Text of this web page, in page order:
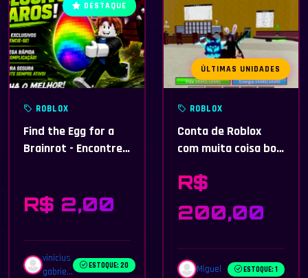
DESTAQUE
ROBLOX
Find the Egg for a
Brainrot - Encontre
R$ 2,00
vinicius
gabrie...
ESTOQUE: 20
ÚLTIMAS UNIDADES
ROBLOX
Conta de Roblox
com muita coisa boa
R$
200,00
Miguel ESTOQUE: 1